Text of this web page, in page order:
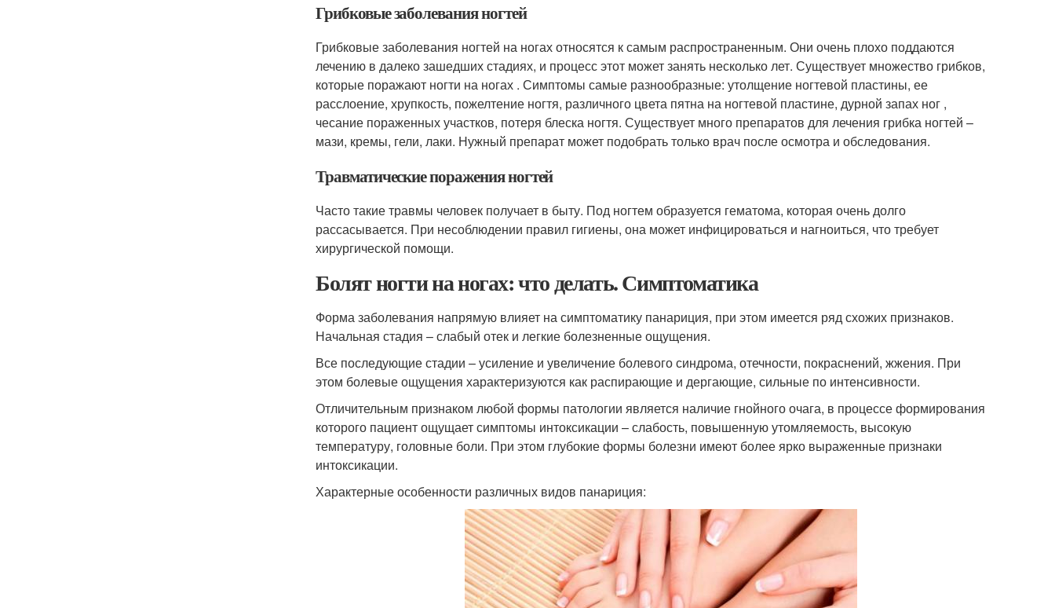
Грибковые заболевания ногтей
Грибковые заболевания ногтей на ногах относятся к самым распространенным. Они очень плохо поддаются
лечению в далеко зашедших стадиях, и процесс этот может занять несколько лет. Существует множество грибков,
которые поражают ногти на ногах . Симптомы самые разнообразные: утолщение ногтевой пластины, ее
расслоение, хрупкость, пожелтение ногтя, различного цвета пятна на ногтевой пластине, дурной запах ног ,
чесание пораженных участков, потеря блеска ногтя. Существует много препаратов для лечения грибка ногтей –
мази, кремы, гели, лаки. Нужный препарат может подобрать только врач после осмотра и обследования.
Травматические поражения ногтей
Часто такие травмы человек получает в быту. Под ногтем образуется гематома, которая очень долго
рассасывается. При несоблюдении правил гигиены, она может инфицироваться и нагноиться, что требует
хирургической помощи.
Болят ногти на ногах: что делать. Симптоматика
Форма заболевания напрямую влияет на симптоматику панариция, при этом имеется ряд схожих признаков.
Начальная стадия – слабый отек и легкие болезненные ощущения.
Все последующие стадии – усиление и увеличение болевого синдрома, отечности, покраснений, жжения. При
этом болевые ощущения характеризуются как распирающие и дергающие, сильные по интенсивности.
Отличительным признаком любой формы патологии является наличие гнойного очага, в процессе формирования
которого пациент ощущает симптомы интоксикации – слабость, повышенную утомляемость, высокую
температуру, головные боли. При этом глубокие формы болезни имеют более ярко выраженные признаки
интоксикации.
Характерные особенности различных видов панариция: